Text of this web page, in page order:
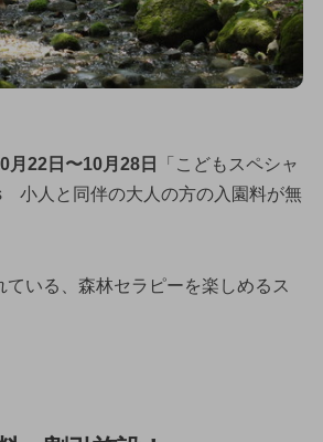
22日〜10月28日
「こどもスペシャ
小人と同伴の大人の方の入園料が無
いる、森林セラピーを楽しめるス